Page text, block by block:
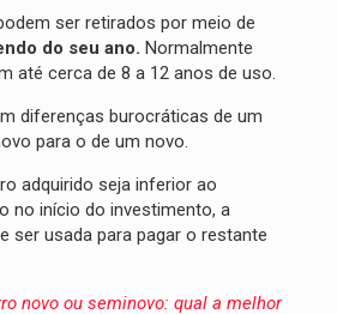
ser retirados por meio de
do seu ano. Normalmente
até cerca de 8 a 12 anos de uso.
diferenças burocráticas de um
para o de um novo.
adquirido seja inferior ao
no início do investimento, a
ser usada para pagar o restante
novo ou seminovo: qual a melhor